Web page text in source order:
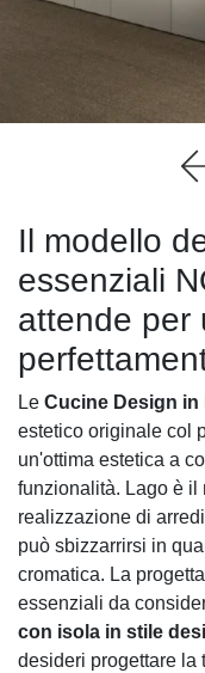
Il modello
essenziali
attende per
Le Cucine Design
estetico originale col
un'ottima estetica a
funzionalità. Lago è il
realizzazione di
può sbizzarrirsi in
cromatica. La
essenziali da
con isola in stile
desideri progettare la